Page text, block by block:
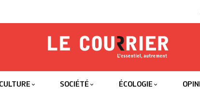
Le Courrier
SOCIÉTÉ ÉCOLOGIE